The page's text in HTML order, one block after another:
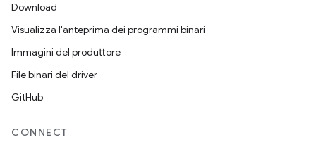
Download
Visualizza l'anteprima dei programmi binari
Immagini del produttore
File binari del driver
GitHub
CONNECT